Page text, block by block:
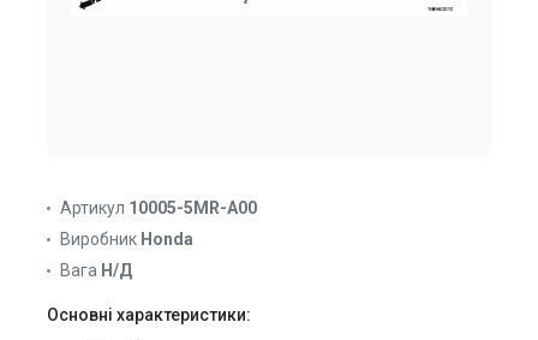
Артикул 10005-5MR-A00
Виробник Honda
Вага Н/Д
Основні характеристики: